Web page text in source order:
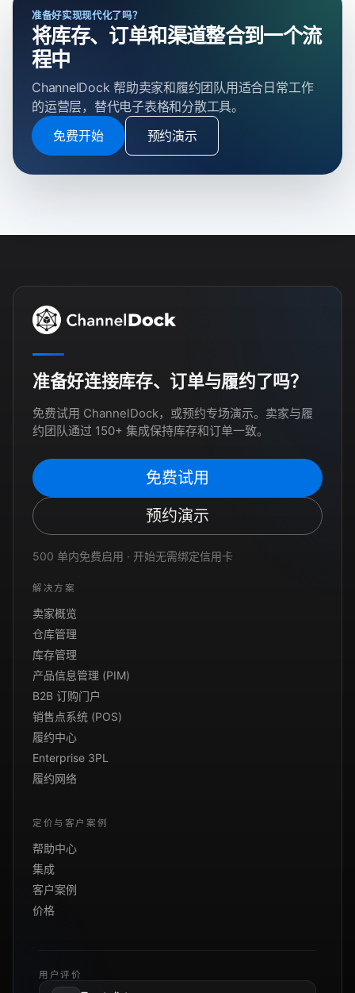
准备好实现现代化了吗？
将库存、订单和渠道整合到一个流
程中
ChannelDock 帮助卖家和履约团队用适合日常工作
的运营层，替代电子表格和分散工具。
免费开始
预约演示
准备好连接库存、订单与履约了吗？
免费试用 ChannelDock，或预约专场演示。卖家与履
约团队通过 150+ 集成保持库存和订单一致。
免费试用
预约演示
500 单内免费启用 · 开始无需绑定信用卡
解决方案
卖家概览
仓库管理
库存管理
产品信息管理 (PIM)
B2B 订购门户
销售点系统 (POS)
履约中心
Enterprise 3PL
履约网络
定价与客户案例
帮助中心
集成
客户案例
价格
用户评价